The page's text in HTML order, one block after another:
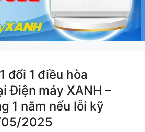
đổi 1 điều hòa
Điện máy XANH –
1 năm nếu lỗi kỹ
2025